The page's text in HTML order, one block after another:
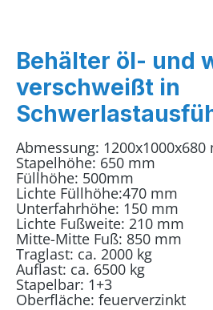
Behälter öl- und
verschweißt in
Abmessung: 1200x1000x680
Stapelhöhe: 650 mm
Füllhöhe: 500mm
Lichte Füllhöhe:470 mm
Unterfahrhöhe: 150 mm
Lichte Fußweite: 210 mm
Mitte-Mitte Fuß: 850 mm
Traglast: ca. 2000 kg
Auflast: ca. 6500 kg
Stapelbar: 1+3
Oberfläche: feuerverzinkt